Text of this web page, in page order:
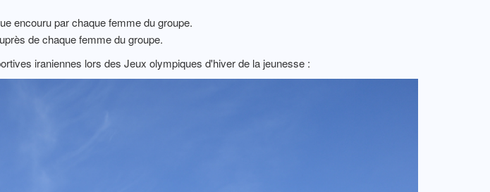
encouru par chaque femme du groupe.
de chaque femme du groupe.
iraniennes lors des Jeux olympiques d'hiver de la jeunesse :